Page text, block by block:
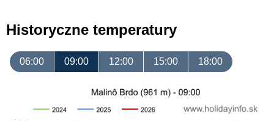
Historyczne temperatury
06:00 09:00 12:00 15:00 18:00